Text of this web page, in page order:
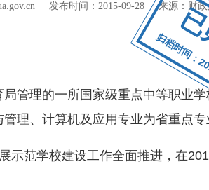
归档时间
发布时间： 2015-09-28 来源： 财
理的一所国家级重点中等职业学
理、计算机及应用专业为省重点
范学校建设工作全面推进，在